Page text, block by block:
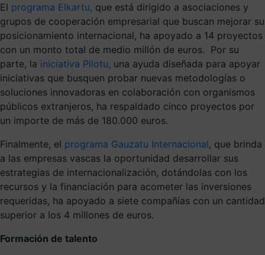
El programa Elkartu, que está dirigido a asociaciones y
grupos de cooperación empresarial que buscan mejorar su
posicionamiento internacional, ha apoyado a 14 proyectos
con un monto total de medio millón de euros. Por su
parte, la iniciativa Pilotu, una ayuda diseñada para apoyar
iniciativas que busquen probar nuevas metodologías o
soluciones innovadoras en colaboración con organismos
públicos extranjeros, ha respaldado cinco proyectos por
un importe de más de 180.000 euros.
Finalmente, el programa Gauzatu Internacional, que brinda
a las empresas vascas la oportunidad desarrollar sus
estrategias de internacionalización, dotándolas con los
recursos y la financiación para acometer las inversiones
requeridas, ha apoyado a siete compañías con un cantidad
superior a los 4 millones de euros.
Formación de talento